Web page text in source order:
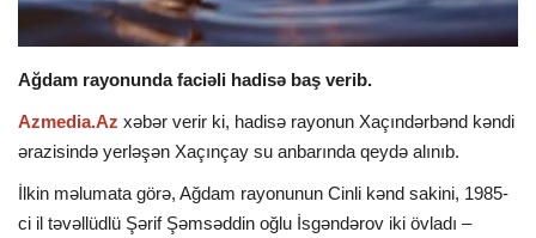
MARAQLI
SAĞLAMLIQ
ŞOU BİZNES
MÜSAHİBƏ
Ağdam rayonunda faciəli hadisə baş verib.
Azmedia.Az xəbər verir ki, hadisə rayonun Xaçındərbənd kəndi
ərazisində yerləşən Xaçınçay su anbarında qeydə alınıb.
İlkin məlumata görə, Ağdam rayonunun Cinli kənd sakini, 1985-
ci il təvəllüdlü Şərif Şəmsəddin oğlu İsgəndərov iki övladı –